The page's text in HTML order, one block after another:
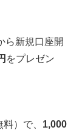
ら新規口座開
をプレゼン
）で、 1,000